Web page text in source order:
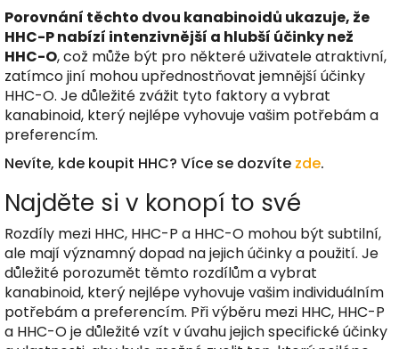
Porovnání těchto dvou kanabinoidů ukazuje, že
HHC-P nabízí intenzivnější a hlubší účinky než
HHC-O, což může být pro některé uživatele atraktivní,
zatímco jiní mohou upřednostňovat jemnější účinky
HHC-O. Je důležité zvážit tyto faktory a vybrat
kanabinoid, který nejlépe vyhovuje vašim potřebám a
preferencím.
Nevíte, kde koupit HHC? Více se dozvíte zde.
Najděte si v konopí to své
Rozdíly mezi HHC, HHC-P a HHC-O mohou být subtilní,
ale mají významný dopad na jejich účinky a použití. Je
důležité porozumět těmto rozdílům a vybrat
kanabinoid, který nejlépe vyhovuje vašim individuálním
potřebám a preferencím. Při výběru mezi HHC, HHC-P
a HHC-O je důležité vzít v úvahu jejich specifické účinky